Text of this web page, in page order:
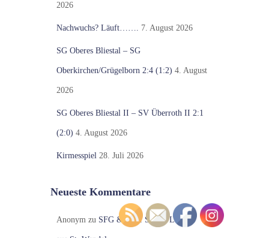
2026
Nachwuchs? Läuft……. 7. August 2026
SG Oberes Bliestal – SG
Oberkirchen/Grügelborn 2:4 (1:2) 4. August
2026
SG Oberes Bliestal II – SV Überroth II 2:1
(2:0) 4. August 2026
Kirmesspiel 28. Juli 2026
Neueste Kommentare
Anonymzu SFG & No.1 Shisha Lounge